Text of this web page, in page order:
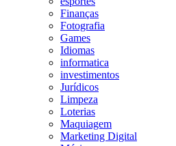
Finanças
Fotografia
Games
Idiomas
informatica
investimentos
Jurídicos
Limpeza
Loterias
Maquiagem
Marketing Digital